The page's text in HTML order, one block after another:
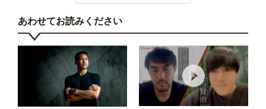
あわせてお読みください